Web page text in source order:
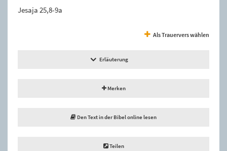
Jesaja 25,8-9a
Als Trauervers wählen
Erläuterung
Merken
Den Text in der Bibel online lesen
Teilen